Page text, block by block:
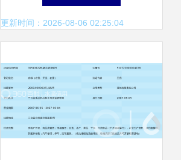
遇
更新时间：2026-08-06 02:25:04